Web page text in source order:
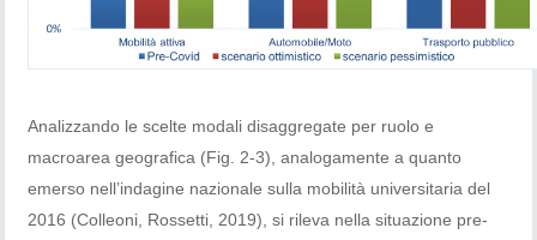
Analizzando le scelte modali disaggregate per ruolo e
macroarea geografica (Fig. 2-3), analogamente a quanto
emerso nell’indagine nazionale sulla mobilità universitaria del
2016 (Colleoni, Rossetti, 2019), si rileva nella situazione pre-